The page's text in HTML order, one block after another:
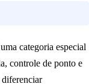
categoria especial
controle de ponto e
diferenciar